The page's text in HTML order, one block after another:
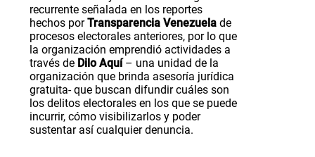
recurrente señalada en los reportes
hechos porTransparencia Venezuela de
procesos electorales anteriores, por lo que
la organización emprendió actividades a
través de Dilo Aquí– una unidad de la
organización que brinda asesoría jurídica
gratuita- que buscan difundir cuáles son
los delitos electorales en los que se puede
incurrir, cómo visibilizarlos y poder
sustentar así cualquier denuncia.